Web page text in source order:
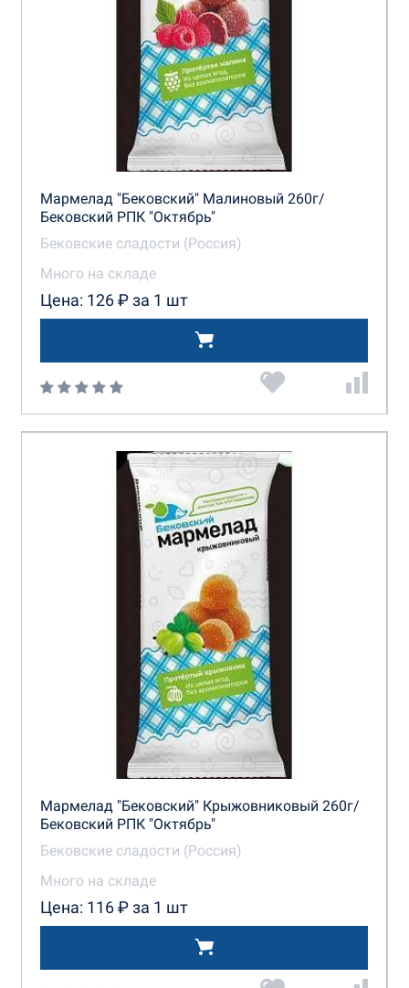
Мармелад "Бековский" Малиновый 260г/
Бековский РПК "Октябрь"
Бековские сладости (Россия)
Много на складе
Цена: 126 ₽ за 1 шт
Мармелад "Бековский" Крыжовниковый 260г/
Бековский РПК "Октябрь"
Бековские сладости (Россия)
Много на складе
Цена: 116 ₽ за 1 шт